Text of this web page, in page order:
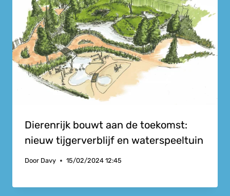
Dierenrijk bouwt aan de toekomst:
nieuw tijgerverblijf en waterspeeltuin
Door Davy 15/02/2024 12:45